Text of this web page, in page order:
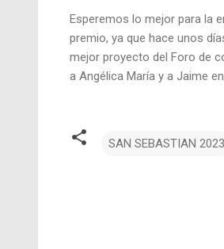
Esperemos lo mejor para la
premio, ya que hace unos
mejor proyecto del Foro de
a Angélica María y a Jaime
SAN SEBASTIAN 2023